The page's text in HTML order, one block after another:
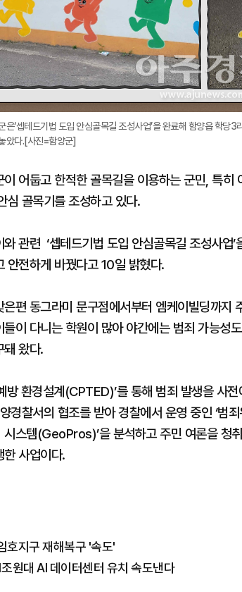
은‘셉테드기법 도입 안심골목길 조성사업’을 완료해 함양읍 학당3
았다.[사진=함양군]
이 어둡고 한적한 골목길을 이용하는 군민, 특히
심 골목기를 조성하고 있다.
와 관련 ‘셉테드기법 도입 안심골목길 조성사업
안전하게 바꿨다고 10일 밝혔다.
은편 동그라미 문구점에서부터 엠케이빌딩까
들이 다니는 학원이 많아 야간에는 범죄 가능성
돼 왔다.
방 환경설계(CPTED)’를 통해 범죄 발생을 사
경찰서의 협조를 받아 경찰에서 운영 중인 ‘범
시스템(GeoPros)’을 분석하고 주민 여론을 청
한 사업이다.
호지구 재해복구 '속도'
원대 AI 데이터센터 유치 속도낸다